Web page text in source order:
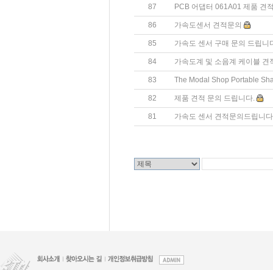
87 PCB 어댑터 061A01 제품 견
86 가속도센서 견적문의
85 가속도 센서 구매 문의 드립니
84 가속도계 및 소음계 케이블 견
83 The Modal Shop Portable
82 제품 견적 문의 드립니다.
81 가속도 센서 견적문의드립니